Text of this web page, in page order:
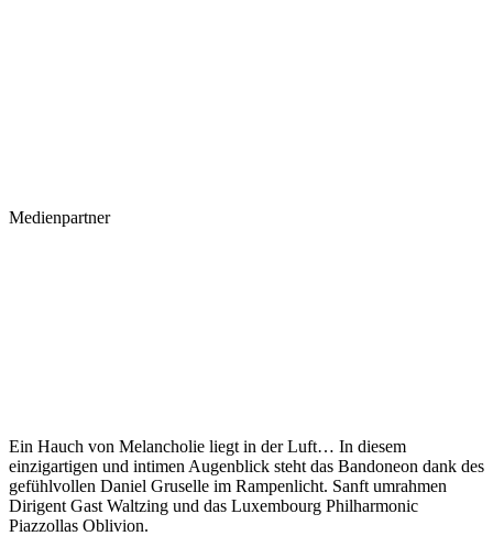
Medienpartner
Ein Hauch von Melancholie liegt in der Luft… In diesem
einzigartigen und intimen Augenblick steht das Bandoneon dank des
gefühlvollen Daniel Gruselle im Rampenlicht. Sanft umrahmen
Dirigent Gast Waltzing und das Luxembourg Philharmonic
Piazzollas Oblivion.